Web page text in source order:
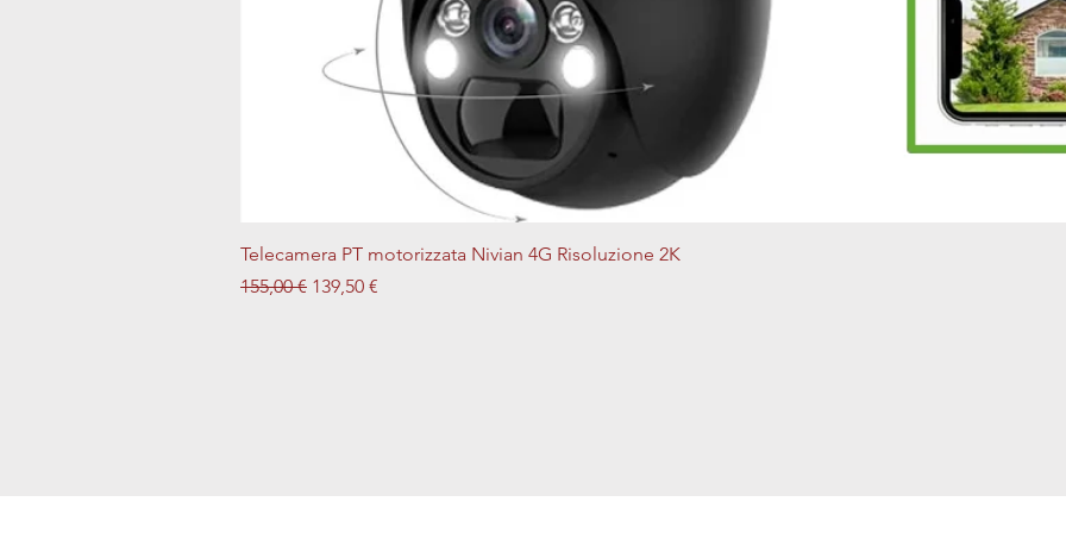
Telecamera PT motorizzata Nivian 4G Risoluzione 2K
Prezzo regolare
155,00 € Prezzo scontato
139,50 €